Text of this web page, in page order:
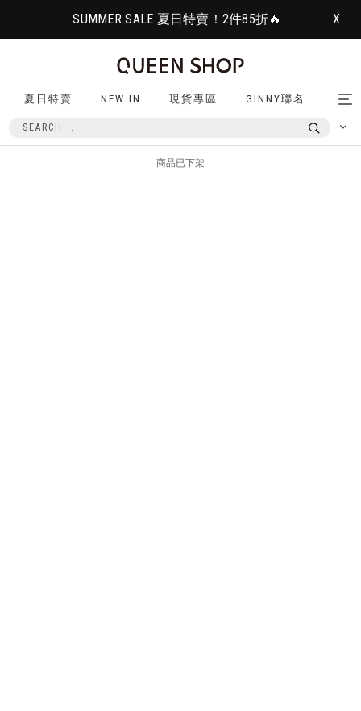
SUMMER SALE 夏日特賣！2件85折🔥 X
夏日特賣 NEW IN 現貨專區 GINNY聯名
商品已下架